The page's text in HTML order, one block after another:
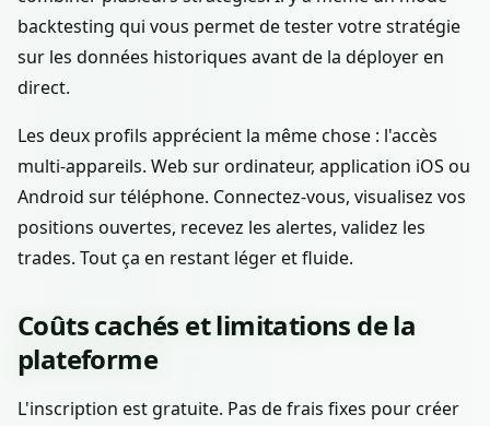
backtesting qui vous permet de tester votre stratégie
sur les données historiques avant de la déployer en
direct.
Les deux profils apprécient la même chose : l'accès
multi-appareils. Web sur ordinateur, application iOS ou
Android sur téléphone. Connectez-vous, visualisez vos
positions ouvertes, recevez les alertes, validez les
trades. Tout ça en restant léger et fluide.
Coûts cachés et limitations de la
plateforme
L'inscription est gratuite. Pas de frais fixes pour créer